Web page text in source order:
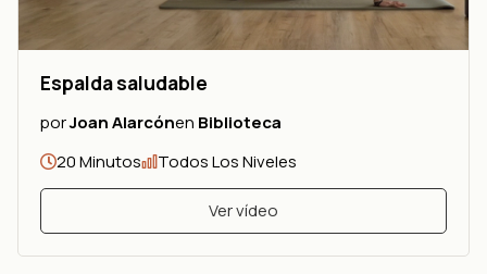
Espalda saludable
porJoan Alarcónen Biblioteca
20 Minutos
Todos Los Niveles
Ver vídeo